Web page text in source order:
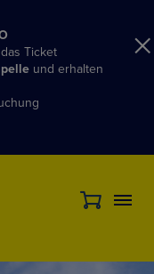
Ticket
und erhalten